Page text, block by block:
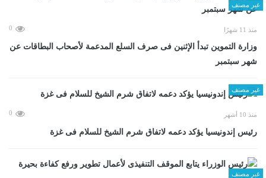
غير مصنف
منذ 11 شهرًا 0
وزارة التموين تبدأ الإثنين فى صرف السلع المدعمة لأصحاب البطاقات عن
شهر سبتمبر
غير مصنف
منذ 10 أشهر 0
رئيس إندونيسيا يؤكد دعمه لاتفاق شرم الشيخ للسلام فى غزة
غير مصنف